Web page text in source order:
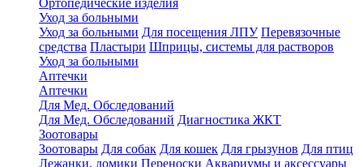
Ортопедические изделия
Уход за больными
Уход за больными Для посещения ЛПУ Перевязочные
средства Пластыри Шприцы, системы для растворов
Уход за больными
Аптечки
Аптечки
Для Мед. Обследований
Для Мед. Обследований Диагностика ЖКТ
Зоотовары
Зоотовары Для собак Для кошек Для грызунов Для птиц
Лежанки, домики Переноски Аквариумы и аксессуары